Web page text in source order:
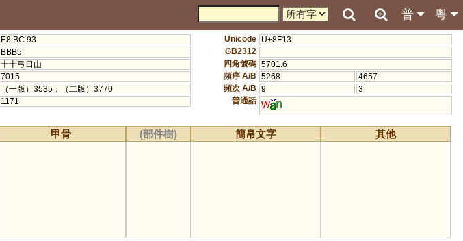
粵
普
E8 BC 93
BBB5
十十弓日山
7015
（一版）3535；（二版）3770
1171
Unicode U+8F13
GB2312
四角號碼 5701.6
頻序 A/B 5268
4657
頻次 A/B 9
3
普通話 w n
甲骨 (部件樹) 簡帛文字 其他